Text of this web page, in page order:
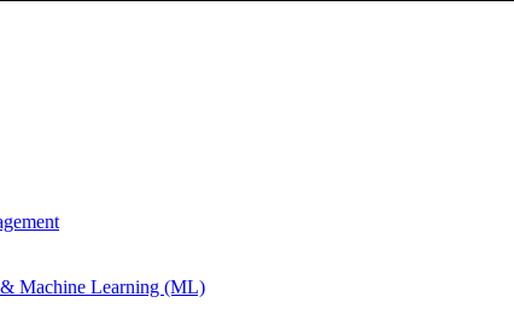
Machine Learning (ML)